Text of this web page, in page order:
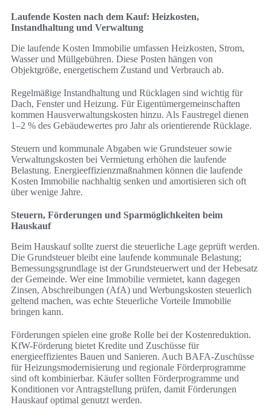
Laufende Kosten nach dem Kauf: Heizkosten,
Instandhaltung und Verwaltung
Die laufende Kosten Immobilie umfassen Heizkosten, Strom,
Wasser und Müllgebühren. Diese Posten hängen von
Objektgröße, energetischem Zustand und Verbrauch ab.
Regelmäßige Instandhaltung und Rücklagen sind wichtig für
Dach, Fenster und Heizung. Für Eigentümergemeinschaften
kommen Hausverwaltungskosten hinzu. Als Faustregel dienen
1–2 % des Gebäudewertes pro Jahr als orientierende Rücklage.
Steuern und kommunale Abgaben wie Grundsteuer sowie
Verwaltungskosten bei Vermietung erhöhen die laufende
Belastung. Energieeffizienzmaßnahmen können die laufende
Kosten Immobilie nachhaltig senken und amortisieren sich oft
über wenige Jahre.
Steuern, Förderungen und Sparmöglichkeiten beim
Hauskauf
Beim Hauskauf sollte zuerst die steuerliche Lage geprüft werden.
Die Grundsteuer bleibt eine laufende kommunale Belastung;
Bemessungsgrundlage ist der Grundsteuerwert und der Hebesatz
der Gemeinde. Wer eine Immobilie vermietet, kann dagegen
Zinsen, Abschreibungen (AfA) und Werbungskosten steuerlich
geltend machen, was echte Steuerliche Vorteile Immobilie
bringen kann.
Förderungen spielen eine große Rolle bei der Kostenreduktion.
KfW-Förderung bietet Kredite und Zuschüsse für
energieeffizientes Bauen und Sanieren. Auch BAFA-Zuschüsse
für Heizungsmodernisierung und regionale Förderprogramme
sind oft kombinierbar. Käufer sollten Förderprogramme und
Konditionen vor Antragstellung prüfen, damit Förderungen
Hauskauf optimal genutzt werden.